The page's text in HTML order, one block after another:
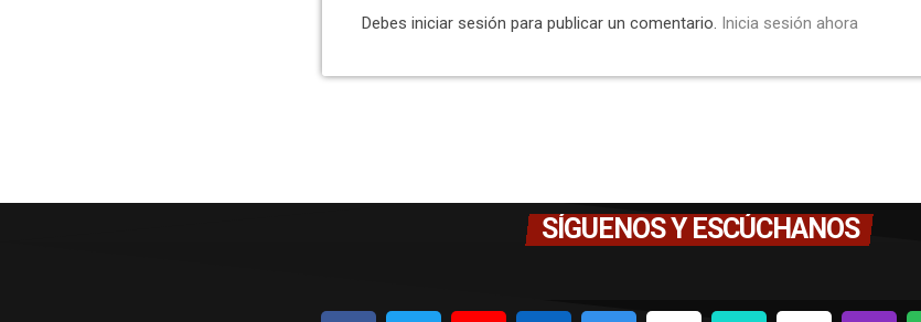
Debes iniciar sesión para publicar un comentario. Inicia sesión ahora
SÍGUENOS Y ESCÚCHANOS